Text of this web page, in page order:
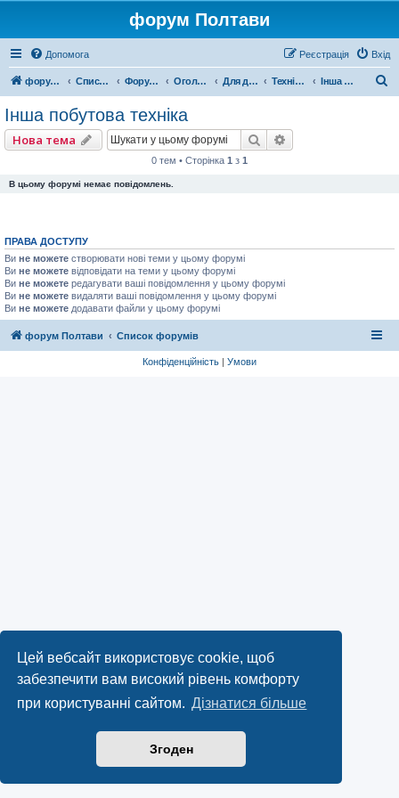
Цей вебсайт використовує cookie, щоб
забезпечити вам високий рівень комфорту
при користуванні сайтом. Дізнатися більше
Згоден
форум Полтави
Допомога Вхід
Реєстрація
форум Полтави Список форумів Форум міста Полтава Оголошення міста Полтава Для домашнього комфорту Техніка для дому Інша побутова техніка
Інша побутова техніка
Нова тема Пошук
0 тем • Сторінка 1 з 1
В цьому форумі немає повідомлень.
ПРАВА ДОСТУПУ
Ви не можете створювати нові теми у цьому форумі
Ви не можете відповідати на теми у цьому форумі
Ви не можете редагувати ваші повідомлення у цьому форумі
Ви не можете видаляти ваші повідомлення у цьому форумі
Ви не можете додавати файли у цьому форумі
форум Полтави Список форумів
Конфіденційність | Умови